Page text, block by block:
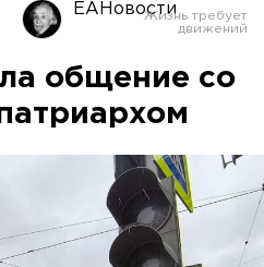
ЕАНовости
общение со